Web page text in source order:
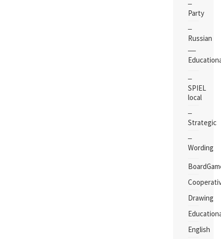
Party
Russian
SPIEL
local
Strategic
Wording
Drawing
English